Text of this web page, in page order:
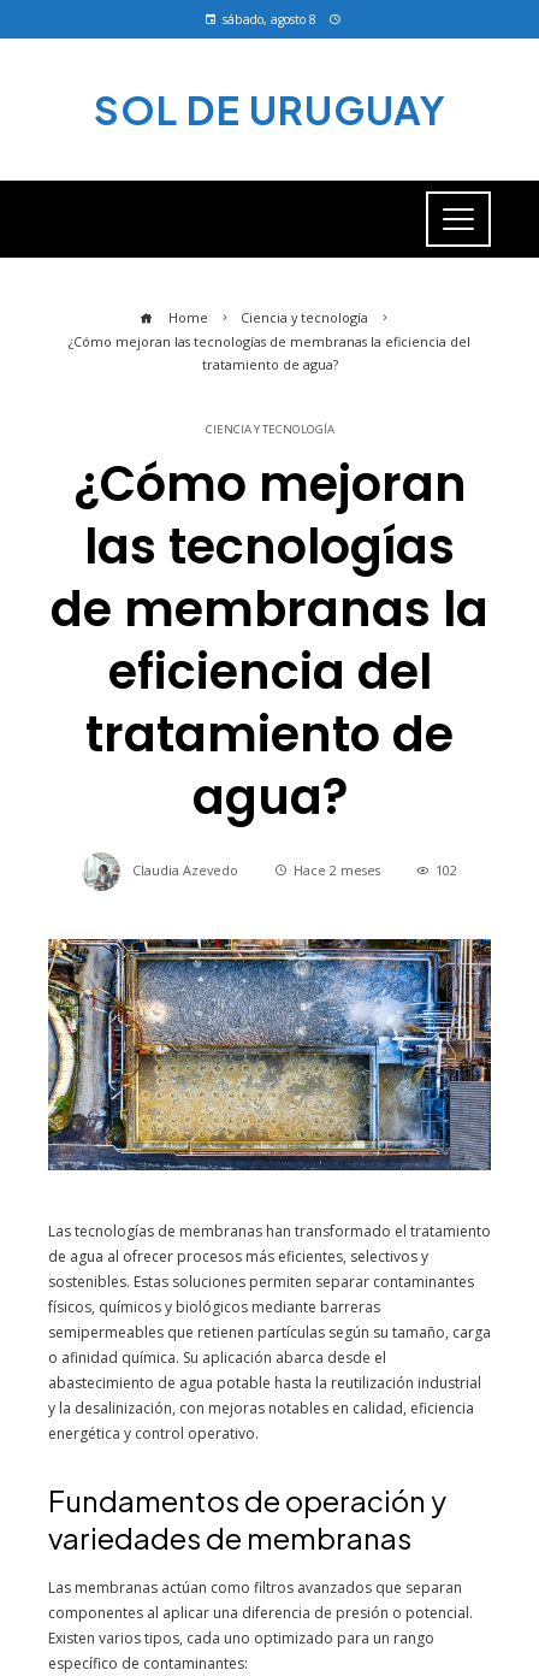
sábado, agosto 8
SOL DE URUGUAY
Home
Ciencia y tecnología
¿Cómo mejoran las tecnologías de membranas la eficiencia del
tratamiento de agua?
CIENCIA Y TECNOLOGÍA
¿Cómo mejoran
las tecnologías
de membranas la
eficiencia del
tratamiento de
agua?
Claudia Azevedo Hace 2 meses 102
Las tecnologías de membranas han transformado el tratamiento
de agua al ofrecer procesos más eficientes, selectivos y
sostenibles. Estas soluciones permiten separar contaminantes
físicos, químicos y biológicos mediante barreras
semipermeables que retienen partículas según su tamaño, carga
o afinidad química. Su aplicación abarca desde el
abastecimiento de agua potable hasta la reutilización industrial
y la desalinización, con mejoras notables en calidad, eficiencia
energética y control operativo.
Fundamentos de operación y
variedades de membranas
Las membranas actúan como filtros avanzados que separan
componentes al aplicar una diferencia de presión o potencial.
Existen varios tipos, cada uno optimizado para un rango
específico de contaminantes: